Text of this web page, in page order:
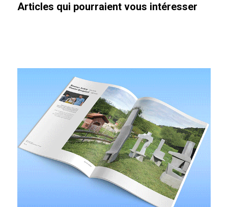
Articles qui pourraient vous intéresser